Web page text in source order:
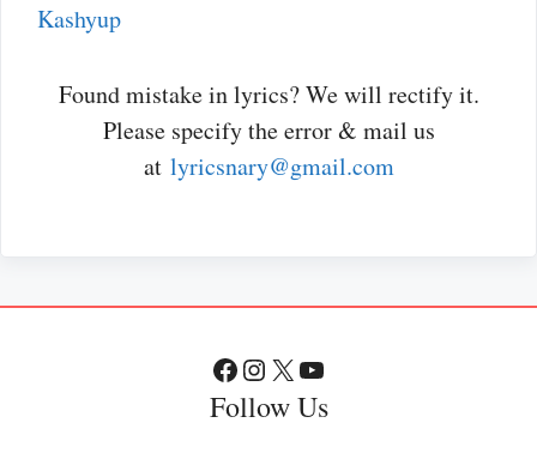
Kashyup
Found mistake in lyrics? We will rectify it.
Please specify the error & mail us
at lyricsnary@gmail.com
Facebook
Instagram
X YouTube
Follow Us